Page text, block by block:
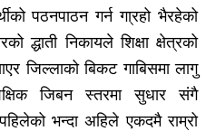
पठनपाठन गर्न गा्रहो भैरहेको
द्धाती निकायले शिक्षा क्षेत्रको
जिल्लाको बिकट गाबिसमा लागु
जिबन स्तरमा सुधार संगै
भन्दा अहिले एकदमै राम्रो